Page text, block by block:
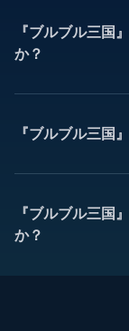
『ブルブル三国
か？
『ブルブル三国
『ブルブル三国
か？